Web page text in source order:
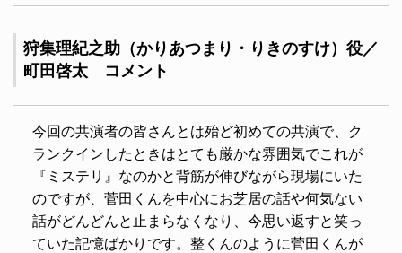
狩集理紀之助（かりあつまり・りきのすけ）役／
町田啓太 コメント
今回の共演者の皆さんとは殆ど初めての共演で、ク
ランクインしたときはとても厳かな雰囲気でこれが
『ミステリ』なのかと背筋が伸びながら現場にいた
のですが、菅田くんを中心にお芝居の話や何気ない
話がどんどんと止まらなくなり、今思い返すと笑っ
ていた記憶ばかりです。整くんのように菅田くんが